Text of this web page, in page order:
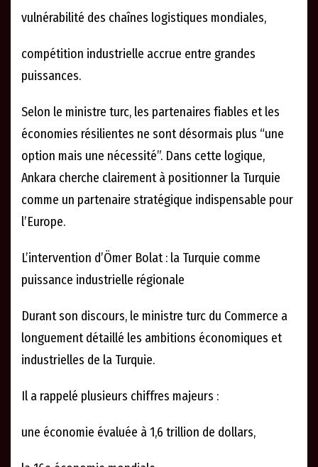
vulnérabilité des chaînes logistiques mondiales,
compétition industrielle accrue entre grandes
puissances.
Selon le ministre turc, les partenaires fiables et les
économies résilientes ne sont désormais plus “une
option mais une nécessité”. Dans cette logique,
Ankara cherche clairement à positionner la Turquie
comme un partenaire stratégique indispensable pour
l’Europe.
L’intervention d’Ömer Bolat : la Turquie comme
puissance industrielle régionale
Durant son discours, le ministre turc du Commerce a
longuement détaillé les ambitions économiques et
industrielles de la Turquie.
Il a rappelé plusieurs chiffres majeurs :
une économie évaluée à 1,6 trillion de dollars,